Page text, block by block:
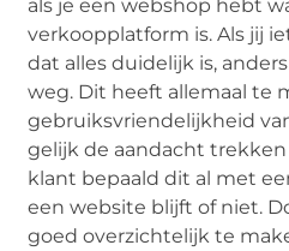
als je een webshop hebt
verkoopplatform is. Als jij
dat alles duidelijk is,
weg. Dit heeft allemaal te
gebruiksvriendelijkheid
gelijk de aandacht
klant bepaald dit al met
een website blijft of niet.
goed overzichtelijk te